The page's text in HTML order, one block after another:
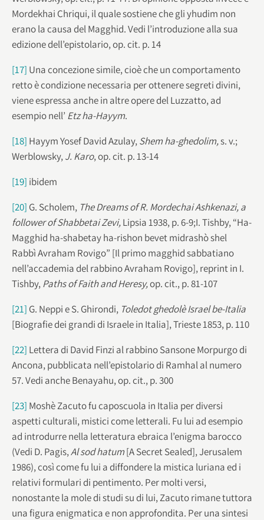
Mordekhai Chriqui, il quale sostiene che gli yhudim non
erano la causa del Magghid. Vedi l’introduzione alla sua
edizione dell’epistolario, op. cit. p. 14
[17] Una concezione simile, cioè che un comportamento
retto è condizione necessaria per ottenere segreti divini,
viene espressa anche in altre opere del Luzzatto, ad
esempio nell’ Etz ha-Hayym.
[18] Hayym Yosef David Azulay,Shem ha-ghedolim,s. v.;
Werblowsky,J. Karo, op. cit. p. 13-14
[19] ibidem
[20] G. Scholem, The Dreams of R. Mordechai Ashkenazi, a
follower of Shabbetai Zevi,Lipsia 1938, p. 6-9;I. Tishby, “Ha-
Magghid ha-shabetay ha-rishon bevet midrashò shel
Rabbì Avraham Rovigo” [Il primo magghid sabbatiano
nell’accademia del rabbino Avraham Rovigo], reprint in I.
Tishby,Paths of Faith and Heresy,op. cit., p. 81-107
[21] G. Neppi e S. Ghirondi, Toledot ghedolè Israel be-Italia
[Biografie dei grandi di Israele in Italia], Trieste 1853, p. 110
[22] Lettera di David Finzi al rabbino Sansone Morpurgo di
Ancona, pubblicata nell’epistolario di Ramhal al numero
57. Vedi anche Benayahu, op. cit., p. 300
[23] Moshè Zacuto fu caposcuola in Italia per diversi
aspetti culturali, mistici come letterali. Fu lui ad esempio
ad introdurre nella letteratura ebraica l’enigma barocco
(Vedi D. Pagis,Al sod hatum[A Secret Sealed], Jerusalem
1986), così come fu lui a diffondere la mistica luriana ed i
relativi formulari di pentimento. Per molti versi,
nonostante la mole di studi su di lui, Zacuto rimane tuttora
una figura enigmatica e non approfondita. Per una sintesi